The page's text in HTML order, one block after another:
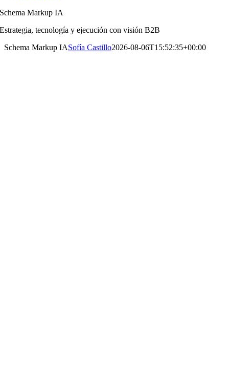
Schema Markup IA
Estrategia, tecnología y ejecución con visión B2B
Schema Markup IASofía Castillo2026-08-06T15:52:35+00:00